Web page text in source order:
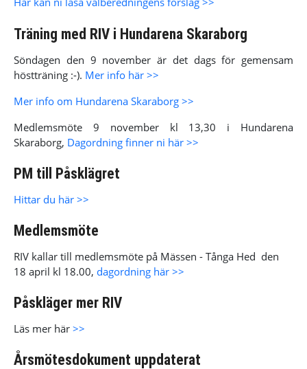
Träning med RIV i Hundarena Skaraborg
Söndagen den 9 november är det dags för gemensam
höstträning :-). Mer info här >>
Mer info om Hundarena Skaraborg >>
Medlemsmöte 9 november kl 13,30 i Hundarena
Skaraborg, Dagordning finner ni här >>
PM till Påsklägret
Hittar du här >>
Medlemsmöte
RIV kallar till medlemsmöte på Mässen - Tånga Hed den
18 april kl 18.00, dagordning här >>
Påskläger mer RIV
Läs mer här >>
Årsmötesdokument uppdaterat